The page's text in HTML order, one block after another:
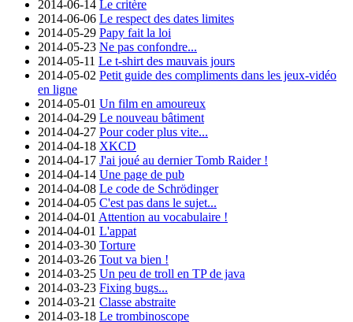
2014-06-14 Le critère
2014-06-06 Le respect des dates limites
2014-05-29 Papy fait la loi
2014-05-23 Ne pas confondre...
2014-05-11 Le t-shirt des mauvais jours
2014-05-02 Petit guide des compliments dans les jeux-vidéo
en ligne
2014-05-01 Un film en amoureux
2014-04-29 Le nouveau bâtiment
2014-04-27 Pour coder plus vite...
2014-04-18 XKCD
2014-04-17 J'ai joué au dernier Tomb Raider !
2014-04-14 Une page de pub
2014-04-08 Le code de Schrödinger
2014-04-05 C'est pas dans le sujet...
2014-04-01 Attention au vocabulaire !
2014-04-01 L'appat
2014-03-30 Torture
2014-03-26 Tout va bien !
2014-03-25 Un peu de troll en TP de java
2014-03-23 Fixing bugs...
2014-03-21 Classe abstraite
2014-03-18 Le trombinoscope